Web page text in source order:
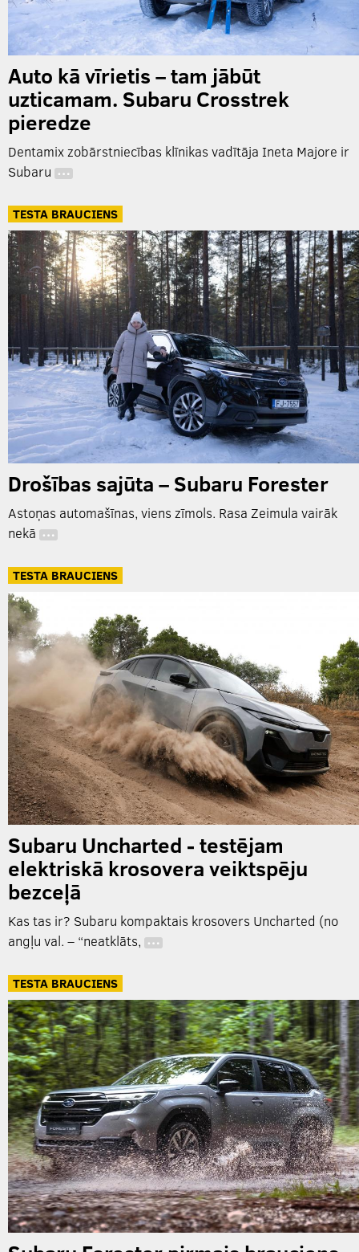
Auto kā vīrietis – tam jābūt
uzticamam. Subaru Crosstrek
pieredze
Dentamix zobārstniecības klīnikas vadītāja Ineta Majore ir
Subaru …
TESTA BRAUCIENS
Drošības sajūta – Subaru Forester
Astoņas automašīnas, viens zīmols. Rasa Zeimula vairāk
nekā …
TESTA BRAUCIENS
Subaru Uncharted - testējam
elektriskā krosovera veiktspēju
bezceļā
Kas tas ir? Subaru kompaktais krosovers Uncharted (no
angļu val. – “neatklāts, …
TESTA BRAUCIENS